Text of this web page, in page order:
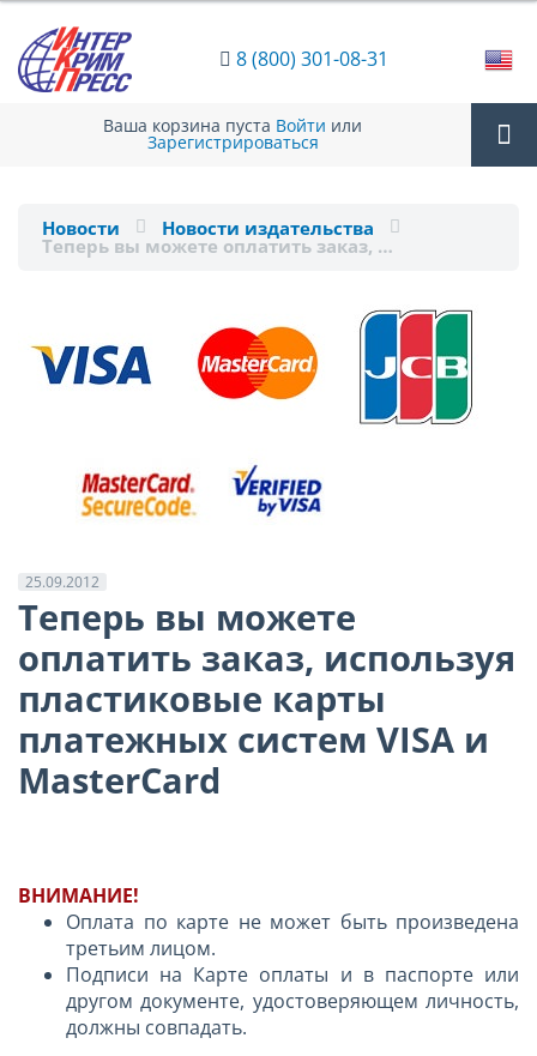
8 (800) 301-08-31
Ваша корзина пуста Войти или
Зарегистрироваться
Новости Новости издательства
Теперь вы можете оплатить заказ, …
25.09.2012
Теперь вы можете
оплатить заказ, используя
пластиковые карты
платежных систем VISA и
MasterCard
ВНИМАНИЕ!
Оплата по карте не может быть произведена
третьим лицом.
Подписи на Карте оплаты и в паспорте или
другом документе, удостоверяющем личность,
должны совпадать.